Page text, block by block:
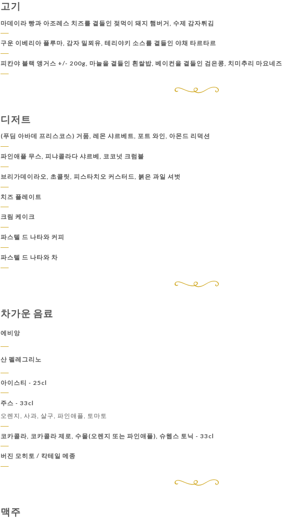
고기
마데이라 빵과 아조레스 치즈를 곁들인 젖먹이 돼지 햄버거, 수제 감자튀김
구운 이베리아 플루마, 감자 밀푀유, 테리야키 소스를 곁들인 야채 타르타르
피칸야 블랙 앵거스 +/- 200g, 마늘을 곁들인 흰쌀밥, 베이컨을 곁들인 검은콩, 치미추리 마요네즈
디저트
(푸딤 아바데 프리스코스) 거품, 레몬 샤르베트, 포트 와인, 아몬드 리덕션
파인애플 무스, 피냐콜라다 샤르베, 코코넛 크럼블
브리가데이라오, 초콜릿, 피스타치오 커스터드, 붉은 과일 셔벗
치즈 플레이트
크림 케이크
파스텔 드 나타와 커피
파스텔 드 나타와 차
차가운 음료
에비앙
산 펠레그리노
아이스티 - 25cl
주스 - 33cl
오렌지, 사과, 살구, 파인애플, 토마토
코카콜라, 코카콜라 제로, 수몰(오렌지 또는 파인애플), 슈웹스 토닉 - 33cl
버진 모히토 / 칵테일 메종
맥주